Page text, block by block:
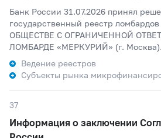
Банк России 31.07.2026 принял
государственный реестр
ОБЩЕСТВЕ С ОГРАНИЧЕННОЙ
ЛОМБАРДЕ «МЕРКУРИЙ» (г. Москва).
Ведение реестров
Субъекты рынка
37
Информация о заключении